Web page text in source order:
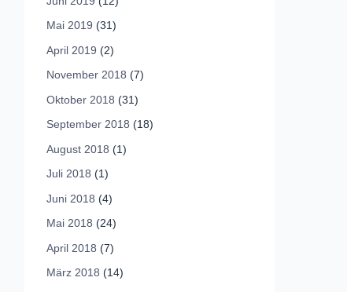
Mai 2019 (31)
April 2019 (2)
November 2018 (7)
Oktober 2018 (31)
September 2018 (18)
August 2018 (1)
Juli 2018 (1)
Juni 2018 (4)
Mai 2018 (24)
April 2018 (7)
März 2018 (14)